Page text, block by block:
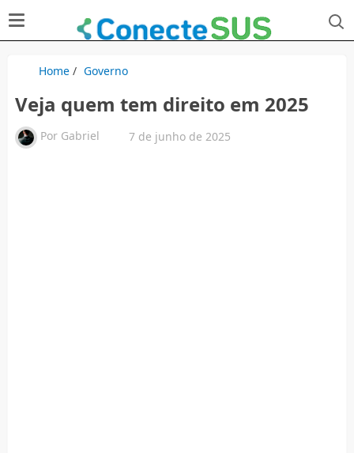
Home/ Governo
Veja quem tem direito em 2025
Por Gabriel 7 de junho de 2025